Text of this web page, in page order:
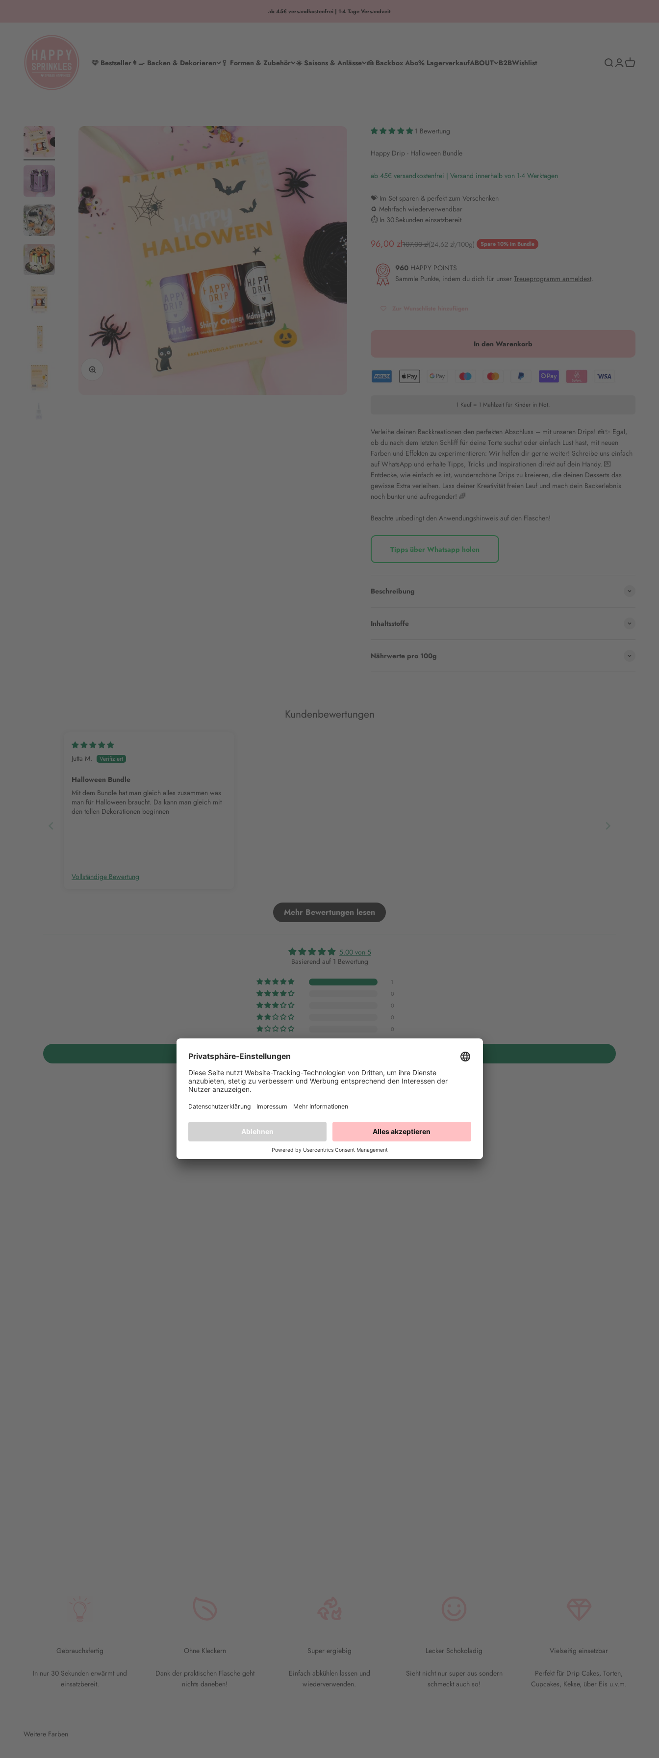
ab 45€ versandkostenfrei | 1-4 Tage Versandzeit
🩷 Bestseller👩‍🍳 Backen & Dekorieren 🥄 Formen & Zubehör ☀️ Saisons & Anlässe 🍰 Backbox Abo% LagerverkaufABOUT B2BWishlist
HAPPY SPRINKLES | D2C
SucheAnmelden
Warenkorb
1 Bewertung
Happy Drip - Halloween Bundle
ab 45€ versandkostenfrei | Versand innerhalb von 1-4 Werktagen
💝 Im Set sparen & perfekt zum Verschenken
♻️ Mehrfach wiederverwendbar
⏱️ In 30 Sekunden einsatzbereit
Angebot
96,00 złRegulärer Preis
107,00 zł(24,62 zł/100g) Spare 10% im Bundle
960 HAPPY POINTS
Sammle Punkte, indem du dich für unser Treueprogramm anmeldest.
In den Warenkorb
1 Kauf = 1 Mahlzeit für Kinder in Not.
Verleihe deinen Backkreationen den perfekten Abschluss – mit unseren Drips! 🍰✨ Egal,
ob du nach dem letzten Schliff für deine Torte suchst oder einfach Lust hast, mit neuen
Farben und Effekten zu experimentieren: Wir helfen dir gerne weiter! Schreibe uns einfach
auf WhatsApp und erhalte Tipps, Tricks und Inspirationen direkt auf dein Handy. 💌
Entdecke, wie einfach es ist, wunderschöne Drips zu kreieren, die deinen Desserts das
gewisse Extra verleihen. Lass deiner Kreativität freien Lauf und mach dein Backerlebnis
noch bunter und aufregender! 🌈
Beachte unbedingt den Anwendungshinweis auf den Flaschen!
Tipps über Whatsapp holen
Beschreibung
Inhaltsstoffe
Nährwerte pro 100g
Kundenbewertungen
Jutta M.
Halloween Bundle
Mit dem Bundle hat man gleich alles zusammen was
man für Halloween braucht. Da kann man gleich mit
den tollen Dekorationen beginnen
Vollständige Bewertung
Mehr Bewertungen lesen
5.00 von 5
Basierend auf 1 Bewertung
1
0
0
0
0
Gebrauchsfertig
In nur 30 Sekunden erwärmt und
einsatzbereit.
Ohne Kleckern
Dank der praktischen Flasche geht
nichts daneben!
Super ergiebig
Einfach abkühlen lassen und
wiederverwenden.
Lecker Schokoladig
Sieht nicht nur super aus sondern
schmeckt auch so!
Vielseitig einsetzbar
Perfekt für Drip Cakes, Torten,
Cupcakes, Kekse, über Eis u.v.m.
Weitere Farben